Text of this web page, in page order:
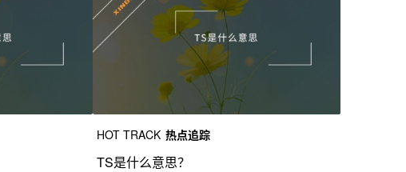
HOT TRACK 热点追踪
TS是什么意思？